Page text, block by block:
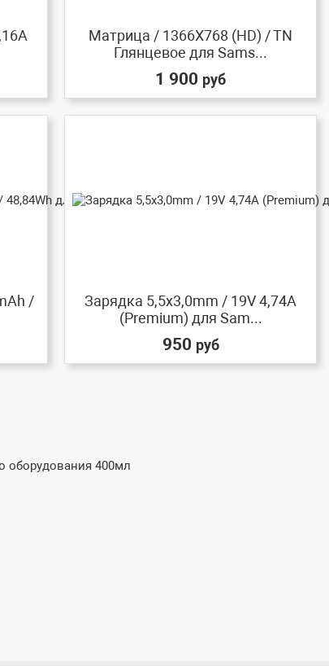
Матрица / 1366X768 (HD) / TN
Глянцевое для Sams...
1 900 руб
/
Зарядка 5,5x3,0mm / 19V 4,74A
(Premium) для Sam...
950 руб